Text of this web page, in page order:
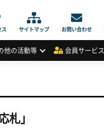
ス サイトマップ お問い合わせ
他の活動等 会員サービス
」